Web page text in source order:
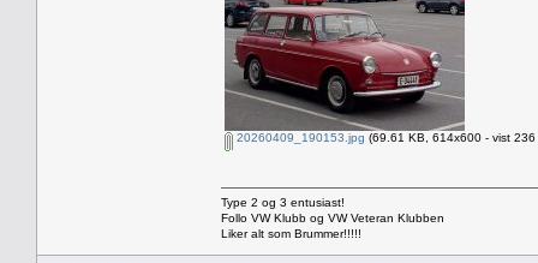
20260409_190153.jpg (69.61 KB, 614x600 - vist 236
Type 2 og 3 entusiast!
Follo VW Klubb og VW Veteran Klubben
Liker alt som Brummer!!!!!